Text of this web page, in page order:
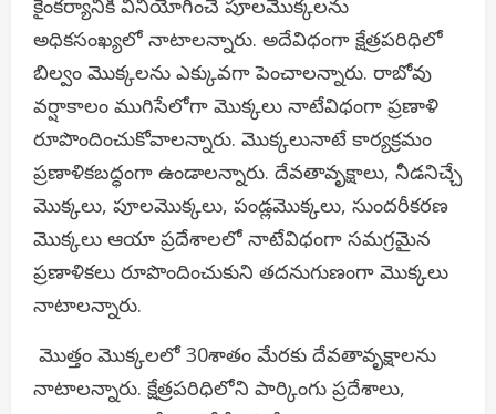
అధికసంఖ్యలో నాటాలన్నారు. అదేవిధంగా క్షేత్రపరిధిలో
బిల్వం మొక్కలను ఎక్కువగా పెంచాలన్నారు. రాబోవు
వర్షాకాలం ముగిసేలోగా మొక్కలు నాటేవిధంగా ప్రణాళి
రూపొందించుకోవాలన్నారు. మొక్కలునాటే కార్యక్రమం
ప్రణాళికబద్ధంగా ఉండాలన్నారు. దేవతావృక్షాలు, నీడనిచ్చే
మొక్కలు, పూలమొక్కలు, పండ్లమొక్కలు, సుందరీకరణ
మొక్కలు ఆయా ప్రదేశాలలో నాటేవిధంగా సమగ్రమైన
ప్రణాళికలు రూపొందించుకుని తదనుగుణంగా మొక్కలు
నాటాలన్నారు.
మొత్తం మొక్కలలో 30శాతం మేరకు దేవతావృక్షాలను
నాటాలన్నారు. క్షేత్రపరిధిలోని పార్కింగు ప్రదేశాలు,